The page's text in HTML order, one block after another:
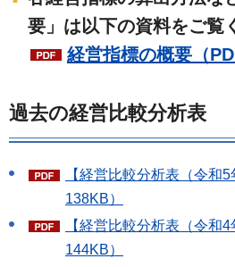
要」は以下の資料をご覧
経営指標の概要（
過去の経営比較分析表
【経営比較分析表（令和
138KB）
【経営比較分析表（令和
144KB）